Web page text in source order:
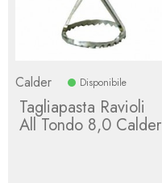
Calder Disponibile
Tagliapasta Ravioli
All Tondo 8,0 Calder